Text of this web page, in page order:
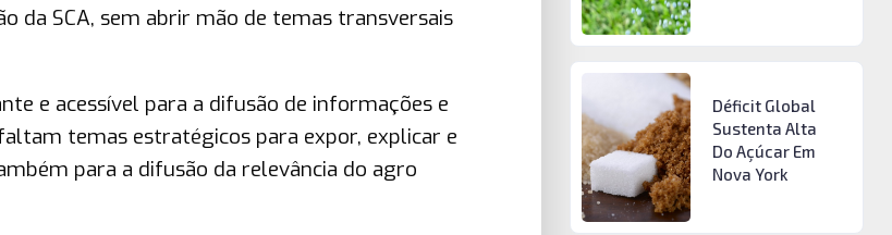
da SCA, sem abrir mão de temas transversais
e acessível para a difusão de informações e
temas estratégicos para expor, explicar e
para a difusão da relevância do agro
Déficit Global
Sustenta Alta
Do Açúcar Em
Nova York